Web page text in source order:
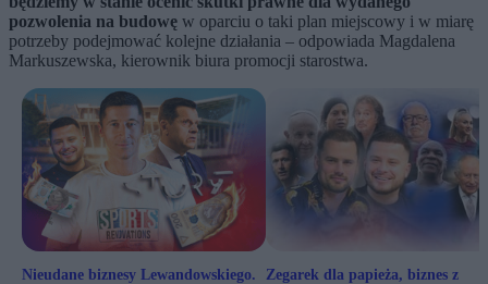
pozwolenia na budowę w oparciu o taki plan miejscowy i w miarę
potrzeby podejmować kolejne działania – odpowiada Magdalena
Markuszewska, kierownik biura promocji starostwa.
Nieudane biznesy Lewandowskiego.
Zegarek dla papieża, biznes z